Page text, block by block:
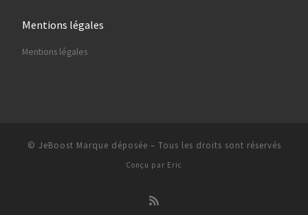
Mentions légales
Mentions légales
© JeBoost Marque déposée – Tous les droits sont réservés
Conçu par Eric